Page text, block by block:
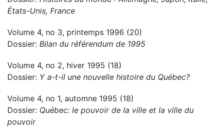
États-Unis, France
Volume 4, no 3, printemps 1996 (20)
Dossier: Bilan du référendum de 1995
Volume 4, no 2, hiver 1995 (18)
Dossier: Y a-t-il une nouvelle histoire du Québec?
Volume 4, no 1, automne 1995 (18)
Dossier: Québec: le pouvoir de la ville et la ville du
pouvoir